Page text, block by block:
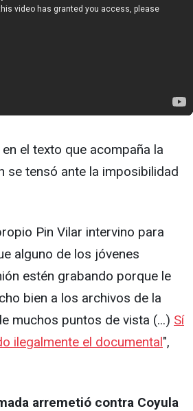
el texto que acompaña la
se tensó ante la imposibilidad
Pin Vilar intervino para
alguno de los jóvenes
estén grabando porque le
bien a los archivos de la
muchos puntos de vista (...) Sí
ilegalmente el documental",
arremetió contra Coyula